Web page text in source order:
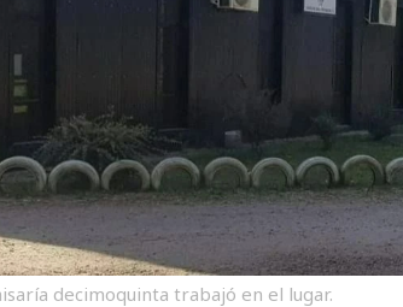
decimoquinta trabajó en el lugar.